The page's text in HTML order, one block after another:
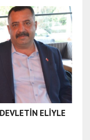
ELİYLE